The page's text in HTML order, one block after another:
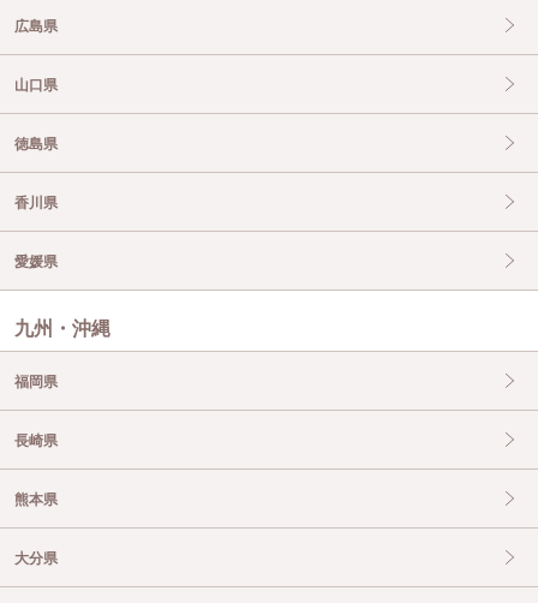
広島県
山口県
徳島県
香川県
愛媛県
九州・沖縄
福岡県
長崎県
熊本県
大分県